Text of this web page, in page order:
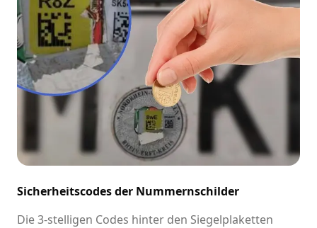
Sicherheitscodes der Nummernschilder
Die 3-stelligen Codes hinter den Siegelplaketten